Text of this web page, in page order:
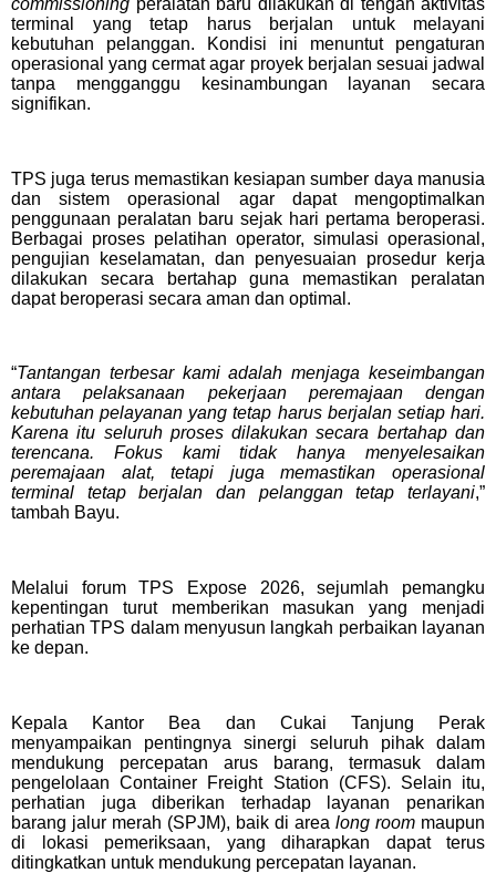
commissioning peralatan baru dilakukan di tengah aktivitas
terminal yang tetap harus berjalan untuk melayani
kebutuhan pelanggan. Kondisi ini menuntut pengaturan
operasional yang cermat agar proyek berjalan sesuai jadwal
tanpa mengganggu kesinambungan layanan secara
signifikan.
TPS juga terus memastikan kesiapan sumber daya manusia
dan sistem operasional agar dapat mengoptimalkan
penggunaan peralatan baru sejak hari pertama beroperasi.
Berbagai proses pelatihan operator, simulasi operasional,
pengujian keselamatan, dan penyesuaian prosedur kerja
dilakukan secara bertahap guna memastikan peralatan
dapat beroperasi secara aman dan optimal.
“Tantangan terbesar kami adalah menjaga keseimbangan
antara pelaksanaan pekerjaan peremajaan dengan
kebutuhan pelayanan yang tetap harus berjalan setiap hari.
Karena itu seluruh proses dilakukan secara bertahap dan
terencana. Fokus kami tidak hanya menyelesaikan
peremajaan alat, tetapi juga memastikan operasional
terminal tetap berjalan dan pelanggan tetap terlayani,”
tambah Bayu.
Melalui forum TPS Expose 2026, sejumlah pemangku
kepentingan turut memberikan masukan yang menjadi
perhatian TPS dalam menyusun langkah perbaikan layanan
ke depan.
Kepala Kantor Bea dan Cukai Tanjung Perak
menyampaikan pentingnya sinergi seluruh pihak dalam
mendukung percepatan arus barang, termasuk dalam
pengelolaan Container Freight Station (CFS). Selain itu,
perhatian juga diberikan terhadap layanan penarikan
barang jalur merah (SPJM), baik di area long room maupun
di lokasi pemeriksaan, yang diharapkan dapat terus
ditingkatkan untuk mendukung percepatan layanan.